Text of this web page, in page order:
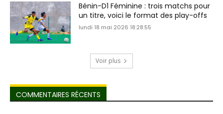
Bénin-D1 Féminine : trois matchs pour
un titre, voici le format des play-offs
lundi 18 mai 2026 18:28:55
Voir plus
COMMENTAIRES RÉCENTS